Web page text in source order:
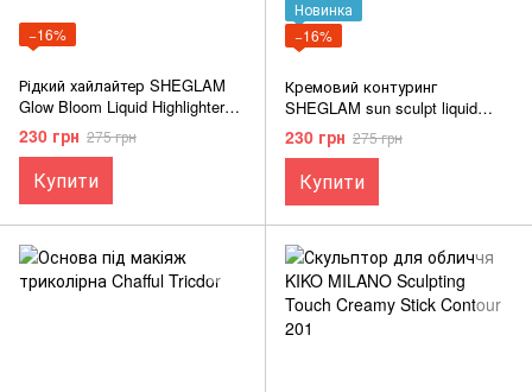
−16%
Рідкий хайлайтер SHEGLAM
Glow Bloom Liquid Highlighter
Vanilla Frost
230 грн 275 грн
Купити
Новинка
−16%
Кремовий контуринг
SHEGLAM sun sculpt liquid
contour SOFT TAN
230 грн 275 грн
Купити